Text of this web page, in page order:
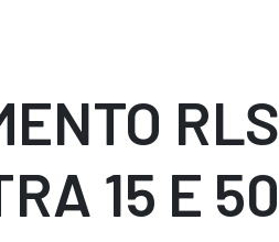
RLS
15 E 50